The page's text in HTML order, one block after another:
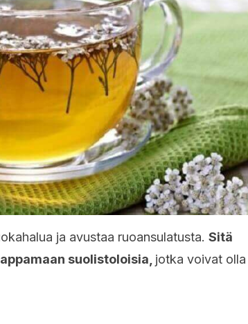
ja avustaa ruoansulatusta. Sitä
suolistoloisia, jotka voivat olla